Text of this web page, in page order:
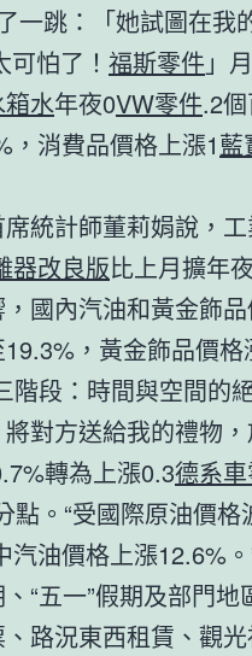
一跳：「她試圖在我
可怕了！ 福斯零件 」
箱水年夜0VW零件.2
消費品價格上漲1藍
統計師董莉娟說，
器改良版比上月擴年
國內汽油和黃金飾
，黃金飾品價格
階段：時間與空間的
對方送給我的禮物
轉為上漲0.3德系
點。“受國際原油價
油價格上漲12.6%
“五一”假期及部門
路況東西租賃、觀